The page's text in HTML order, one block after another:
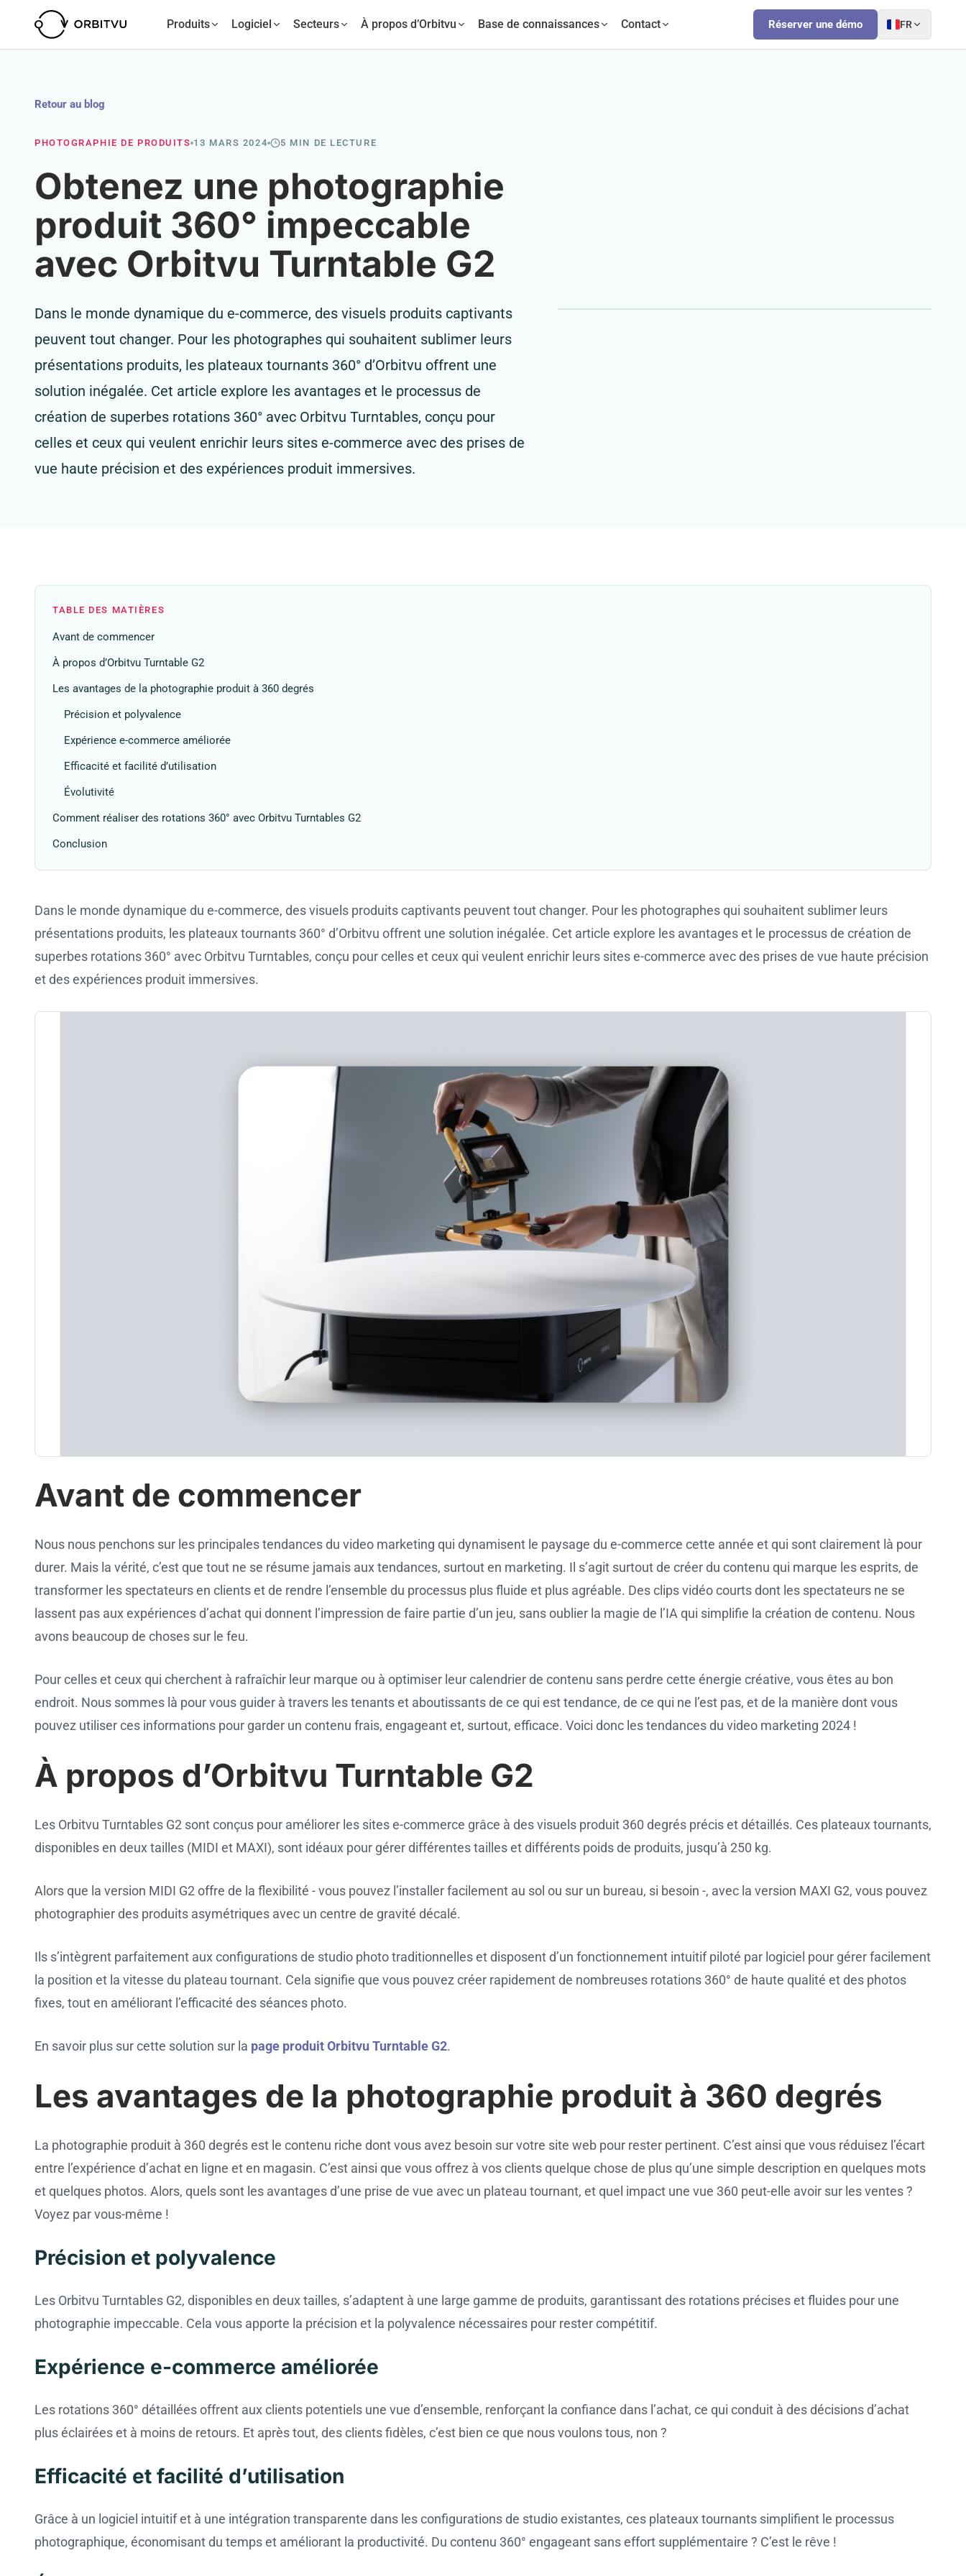
Produits Logiciel Secteurs À propos d’Orbitvu Base de connaissances Contact Réserver une démo FR
Retour au blog
PHOTOGRAPHIE DE PRODUITS 13 MARS 2024 5 MIN DE LECTURE
Obtenez une photographie
produit 360° impeccable
avec Orbitvu Turntable G2
Dans le monde dynamique du e-commerce, des visuels produits captivants
peuvent tout changer. Pour les photographes qui souhaitent sublimer leurs
présentations produits, les plateaux tournants 360° d’Orbitvu offrent une
solution inégalée. Cet article explore les avantages et le processus de
création de superbes rotations 360° avec Orbitvu Turntables, conçu pour
celles et ceux qui veulent enrichir leurs sites e-commerce avec des prises de
vue haute précision et des expériences produit immersives.
TABLE DES MATIÈRES
Avant de commencer
À propos d’Orbitvu Turntable G2
Les avantages de la photographie produit à 360 degrés
Précision et polyvalence
Expérience e-commerce améliorée
Efficacité et facilité d’utilisation
Évolutivité
Comment réaliser des rotations 360° avec Orbitvu Turntables G2
Conclusion
Dans le monde dynamique du e-commerce, des visuels produits captivants peuvent tout changer. Pour les photographes qui souhaitent sublimer leurs
présentations produits, les plateaux tournants 360° d’Orbitvu offrent une solution inégalée. Cet article explore les avantages et le processus de création de
superbes rotations 360° avec Orbitvu Turntables, conçu pour celles et ceux qui veulent enrichir leurs sites e-commerce avec des prises de vue haute précision
et des expériences produit immersives.
Avant de commencer
Nous nous penchons sur les principales tendances du video marketing qui dynamisent le paysage du e-commerce cette année et qui sont clairement là pour
durer. Mais la vérité, c’est que tout ne se résume jamais aux tendances, surtout en marketing. Il s’agit surtout de créer du contenu qui marque les esprits, de
transformer les spectateurs en clients et de rendre l’ensemble du processus plus fluide et plus agréable. Des clips vidéo courts dont les spectateurs ne se
lassent pas aux expériences d’achat qui donnent l’impression de faire partie d’un jeu, sans oublier la magie de l’IA qui simplifie la création de contenu. Nous
avons beaucoup de choses sur le feu.
Pour celles et ceux qui cherchent à rafraîchir leur marque ou à optimiser leur calendrier de contenu sans perdre cette énergie créative, vous êtes au bon
endroit. Nous sommes là pour vous guider à travers les tenants et aboutissants de ce qui est tendance, de ce qui ne l’est pas, et de la manière dont vous
pouvez utiliser ces informations pour garder un contenu frais, engageant et, surtout, efficace. Voici donc les tendances du video marketing 2024 !
À propos d’Orbitvu Turntable G2
Les Orbitvu Turntables G2 sont conçus pour améliorer les sites e-commerce grâce à des visuels produit 360 degrés précis et détaillés. Ces plateaux tournants,
disponibles en deux tailles (MIDI et MAXI), sont idéaux pour gérer différentes tailles et différents poids de produits, jusqu’à 250 kg.
Alors que la version MIDI G2 offre de la flexibilité - vous pouvez l’installer facilement au sol ou sur un bureau, si besoin -, avec la version MAXI G2, vous pouvez
photographier des produits asymétriques avec un centre de gravité décalé.
Ils s’intègrent parfaitement aux configurations de studio photo traditionnelles et disposent d’un fonctionnement intuitif piloté par logiciel pour gérer facilement
la position et la vitesse du plateau tournant. Cela signifie que vous pouvez créer rapidement de nombreuses rotations 360° de haute qualité et des photos
fixes, tout en améliorant l’efficacité des séances photo.
En savoir plus sur cette solution sur la page produit Orbitvu Turntable G2.
Les avantages de la photographie produit à 360 degrés
La photographie produit à 360 degrés est le contenu riche dont vous avez besoin sur votre site web pour rester pertinent. C’est ainsi que vous réduisez l’écart
entre l’expérience d’achat en ligne et en magasin. C’est ainsi que vous offrez à vos clients quelque chose de plus qu’une simple description en quelques mots
et quelques photos. Alors, quels sont les avantages d’une prise de vue avec un plateau tournant, et quel impact une vue 360 peut-elle avoir sur les ventes ?
Voyez par vous-même !
Précision et polyvalence
Les Orbitvu Turntables G2, disponibles en deux tailles, s’adaptent à une large gamme de produits, garantissant des rotations précises et fluides pour une
photographie impeccable. Cela vous apporte la précision et la polyvalence nécessaires pour rester compétitif.
Expérience e-commerce améliorée
Les rotations 360° détaillées offrent aux clients potentiels une vue d’ensemble, renforçant la confiance dans l’achat, ce qui conduit à des décisions d’achat
plus éclairées et à moins de retours. Et après tout, des clients fidèles, c’est bien ce que nous voulons tous, non ?
Efficacité et facilité d’utilisation
Grâce à un logiciel intuitif et à une intégration transparente dans les configurations de studio existantes, ces plateaux tournants simplifient le processus
photographique, économisant du temps et améliorant la productivité. Du contenu 360° engageant sans effort supplémentaire ? C’est le rêve !